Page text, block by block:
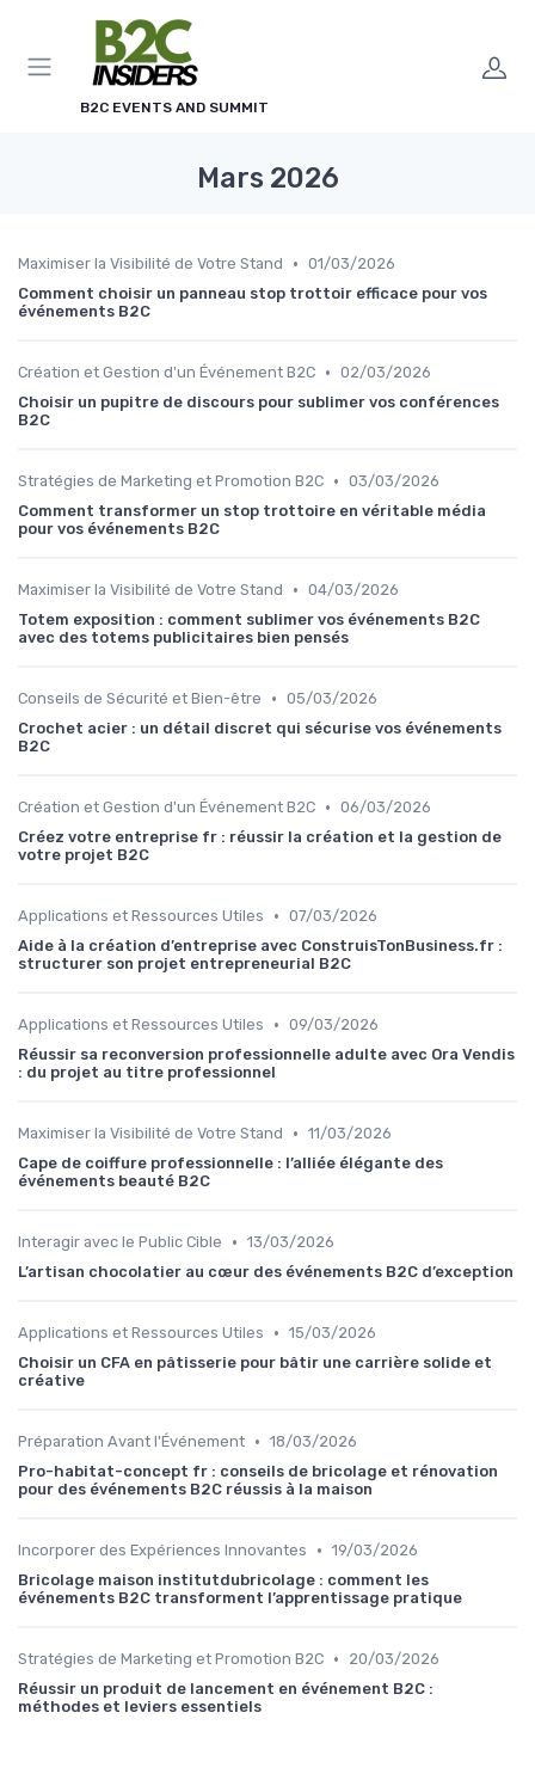
B2C EVENTS AND SUMMIT
Mars 2026
Maximiser la Visibilité de Votre Stand • 01/03/2026
Comment choisir un panneau stop trottoir efficace pour vos
événements B2C
Création et Gestion d'un Événement B2C • 02/03/2026
Choisir un pupitre de discours pour sublimer vos conférences
B2C
Stratégies de Marketing et Promotion B2C • 03/03/2026
Comment transformer un stop trottoire en véritable média
pour vos événements B2C
Maximiser la Visibilité de Votre Stand • 04/03/2026
Totem exposition : comment sublimer vos événements B2C
avec des totems publicitaires bien pensés
Conseils de Sécurité et Bien-être • 05/03/2026
Crochet acier : un détail discret qui sécurise vos événements
B2C
Création et Gestion d'un Événement B2C • 06/03/2026
Créez votre entreprise fr : réussir la création et la gestion de
votre projet B2C
Applications et Ressources Utiles • 07/03/2026
Aide à la création d’entreprise avec ConstruisTonBusiness.fr :
structurer son projet entrepreneurial B2C
Applications et Ressources Utiles • 09/03/2026
Réussir sa reconversion professionnelle adulte avec Ora Vendis
: du projet au titre professionnel
Maximiser la Visibilité de Votre Stand • 11/03/2026
Cape de coiffure professionnelle : l’alliée élégante des
événements beauté B2C
Interagir avec le Public Cible • 13/03/2026
L’artisan chocolatier au cœur des événements B2C d’exception
Applications et Ressources Utiles • 15/03/2026
Choisir un CFA en pâtisserie pour bâtir une carrière solide et
créative
Préparation Avant l'Événement • 18/03/2026
Pro-habitat-concept fr : conseils de bricolage et rénovation
pour des événements B2C réussis à la maison
Incorporer des Expériences Innovantes • 19/03/2026
Bricolage maison institutdubricolage : comment les
événements B2C transforment l’apprentissage pratique
Stratégies de Marketing et Promotion B2C •
20/03/2026
Réussir un produit de lancement en événement B2C :
méthodes et leviers essentiels
Panneau de gestion des cookies